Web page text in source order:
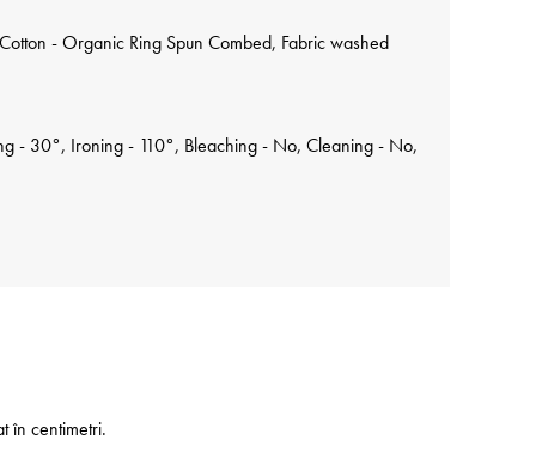
- Organic Ring Spun Combed, Fabric washed
- 30°, Ironing - 110°, Bleaching - No, Cleaning - No,
în centimetri.